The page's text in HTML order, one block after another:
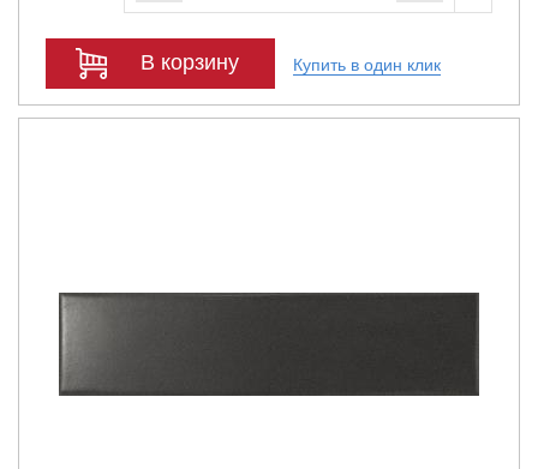
В корзину Купить в один клик